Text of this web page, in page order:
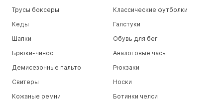
Трусы боксеры
Классические футболки
Кеды
Галстуки
Шапки
Обувь для бег
Брюки-чинос
Аналоговые часы
Демисезонные пальто
Рюкзаки
Свитеры
Носки
Кожаные ремни
Ботинки челси